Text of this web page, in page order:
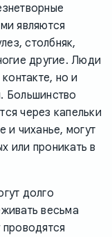
являются
столбняк,
другие. Люди
но и
Большинство
через капельки
и чиханье, могут
или проникать в
долго
весьма